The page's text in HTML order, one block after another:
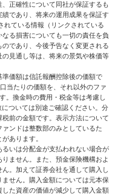
正確性について同社が保証するも
であり、将来の運用成果を保証す
れている情報（リンクされている
る損害についても一切の責任を負
であり、今後予告なく変更される
見通し等は、将来の景気や株価等
価額は信託報酬控除後の価額で
当たりの価額を、それ以外のファ
。換金時の費用・税金等は考慮し
ついては別途ご確認ください。分
前の金額です。表示方法について
ンドは整数部のみとしているた
あります。
いは分配金が支払われない場合が
ません。また、預金保険機構およ
。加えて証券会社を通して購入し
せん。購入金額については元本保
た資産の価値が減少して購入金額